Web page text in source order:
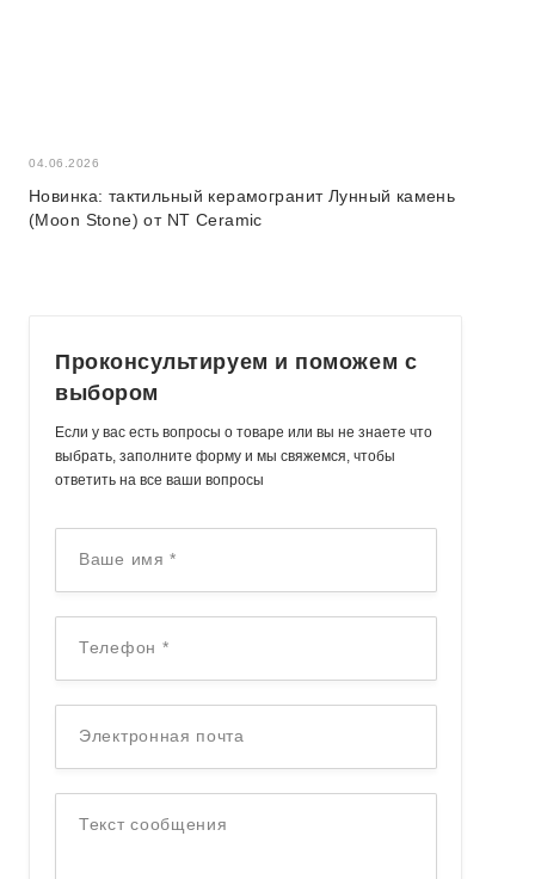
04.06.2026
Новинка: тактильный керамогранит Лунный камень
(Moon Stone) от NT Ceramic
Проконсультируем и поможем с
выбором
Если у вас есть вопросы о товаре или вы не знаете что
выбрать, заполните форму и мы свяжемся, чтобы
ответить на все ваши вопросы
Ваше имя*
Телефон *
Электронная почта
Текст сообщения